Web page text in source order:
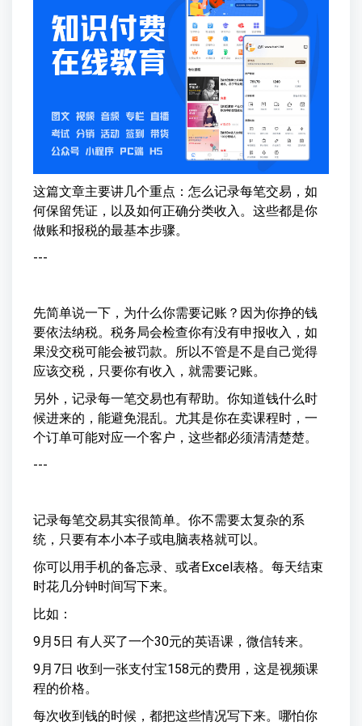
这篇文章主要讲几个重点：怎么记录每笔交易，如
何保留凭证，以及如何正确分类收入。这些都是你
做账和报税的最基本步骤。
---
先简单说一下，为什么你需要记账？因为你挣的钱
要依法纳税。税务局会检查你有没有申报收入，如
果没交税可能会被罚款。所以不管是不是自己觉得
应该交税，只要你有收入，就需要记账。
另外，记录每一笔交易也有帮助。你知道钱什么时
候进来的，能避免混乱。尤其是你在卖课程时，一
个订单可能对应一个客户，这些都必须清清楚楚。
---
记录每笔交易其实很简单。你不需要太复杂的系
统，只要有本小本子或电脑表格就可以。
你可以用手机的备忘录、或者Excel表格。每天结束
时花几分钟时间写下来。
比如：
9月5日 有人买了一个30元的英语课，微信转来。
9月7日 收到一张支付宝158元的费用，这是视频课
程的价格。
每次收到钱的时候，都把这些情况写下来。哪怕你